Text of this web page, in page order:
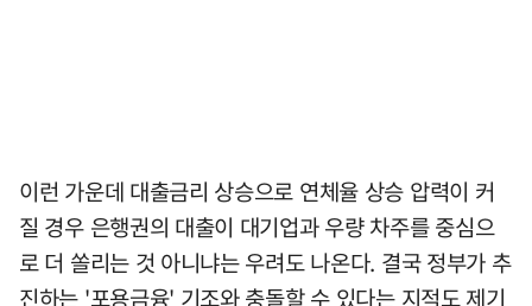
이런 가운데 대출금리 상승으로 연체율 상승 압력이 커
질 경우 은행권의 대출이 대기업과 우량 차주를 중심으
로 더 쏠리는 것 아니냐는 우려도 나온다. 결국 정부가 추
진하는 '포용금융' 기조와 충돌할 수 있다는 지적도 제기